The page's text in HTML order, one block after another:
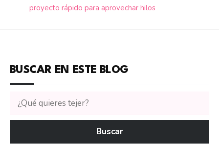
proyecto rápido para aprovechar hilos
BUSCAR EN ESTE BLOG
Buscar
tutoriales
en
Buscar